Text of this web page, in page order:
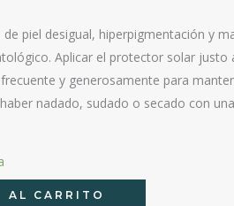
piel desigual, hiperpigmentación y
Aplicar el protector solar justo
y generosamente para
nadado, sudado o secado con
AL CARRITO